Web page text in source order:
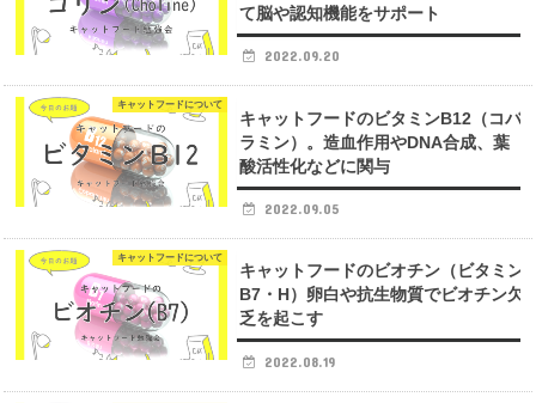
て脳や認知機能をサポート
2022.09.20
キャットフードについて
キャットフードのビタミンB12（コバ
ラミン）。造血作用やDNA合成、葉
酸活性化などに関与
2022.09.05
キャットフードについて
キャットフードのビオチン（ビタミン
B7・H）卵白や抗生物質でビオチン欠
乏を起こす
2022.08.19